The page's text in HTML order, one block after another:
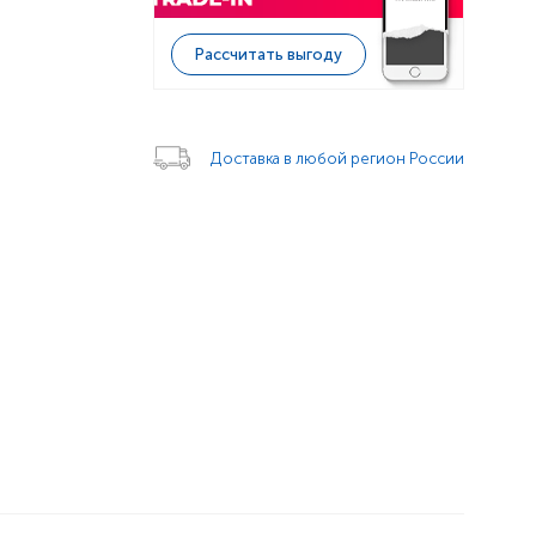
Рассчитать выгоду
Доставка в любой регион России